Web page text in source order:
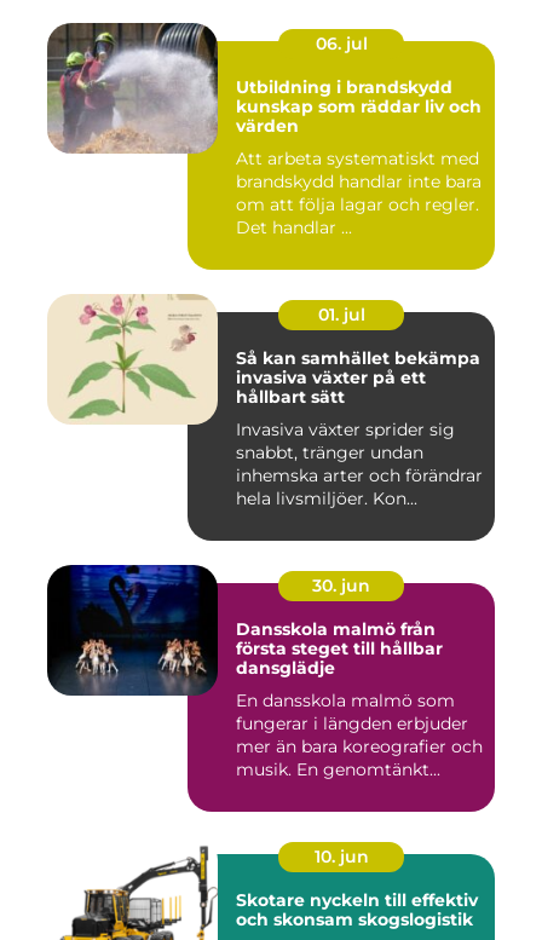
06. jul
Utbildning i brandskydd
kunskap som räddar liv och
värden
Att arbeta systematiskt med
brandskydd handlar inte bara
om att följa lagar och regler.
Det handlar ...
01. jul
Så kan samhället bekämpa
invasiva växter på ett
hållbart sätt
Invasiva växter sprider sig
snabbt, tränger undan
inhemska arter och förändrar
hela livsmiljöer. Kon...
30. jun
Dansskola malmö från
första steget till hållbar
dansglädje
En dansskola malmö som
fungerar i längden erbjuder
mer än bara koreografier och
musik. En genomtänkt...
10. jun
Skotare nyckeln till effektiv
och skonsam skogslogistik